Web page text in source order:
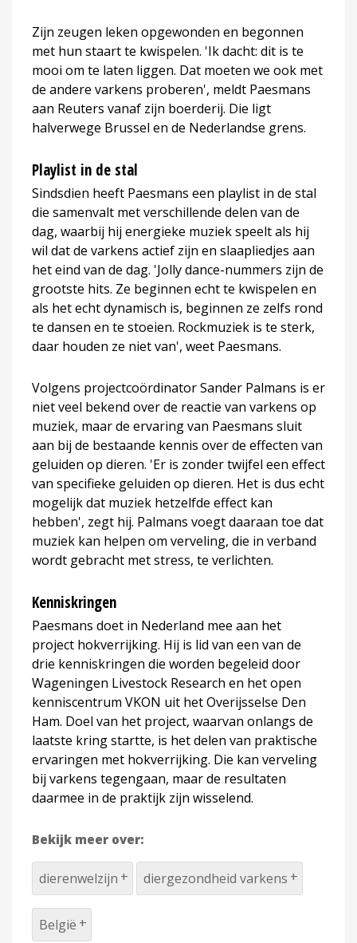
Zijn zeugen leken opgewonden en begonnen
met hun staart te kwispelen. 'Ik dacht: dit is te
mooi om te laten liggen. Dat moeten we ook met
de andere varkens proberen', meldt Paesmans
aan Reuters vanaf zijn boerderij. Die ligt
halverwege Brussel en de Nederlandse grens.
Playlist in de stal
Sindsdien heeft Paesmans een playlist in de stal
die samenvalt met verschillende delen van de
dag, waarbij hij energieke muziek speelt als hij
wil dat de varkens actief zijn en slaapliedjes aan
het eind van de dag. 'Jolly dance-nummers zijn de
grootste hits. Ze beginnen echt te kwispelen en
als het echt dynamisch is, beginnen ze zelfs rond
te dansen en te stoeien. Rockmuziek is te sterk,
daar houden ze niet van', weet Paesmans.
Volgens projectcoördinator Sander Palmans is er
niet veel bekend over de reactie van varkens op
muziek, maar de ervaring van Paesmans sluit
aan bij de bestaande kennis over de effecten van
geluiden op dieren. 'Er is zonder twijfel een effect
van specifieke geluiden op dieren. Het is dus echt
mogelijk dat muziek hetzelfde effect kan
hebben', zegt hij. Palmans voegt daaraan toe dat
muziek kan helpen om verveling, die in verband
wordt gebracht met stress, te verlichten.
Kenniskringen
Paesmans doet in Nederland mee aan het
project hokverrijking. Hij is lid van een van de
drie kenniskringen die worden begeleid door
Wageningen Livestock Research en het open
kenniscentrum VKON uit het Overijsselse Den
Ham. Doel van het project, waarvan onlangs de
laatste kring startte, is het delen van praktische
ervaringen met hokverrijking. Die kan verveling
bij varkens tegengaan, maar de resultaten
daarmee in de praktijk zijn wisselend.
Bekijk meer over:
dierenwelzijn diergezondheid varkens
België